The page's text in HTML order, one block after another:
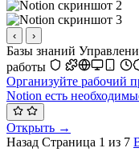
‹ ›
Базы знаний
работы
Организуйте рабочий
Notion есть
Открыть →
Назад Страница 1 из 7